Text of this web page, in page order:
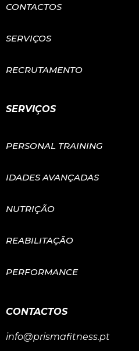
CONTACTOS
SERVIÇOS
RECRUTAMENTO
SERVIÇOS
PERSONAL TRAINING
IDADES AVANÇADAS
NUTRIÇÃO
REABILITAÇÃO
PERFORMANCE
CONTACTOS
info@prismafitness.pt